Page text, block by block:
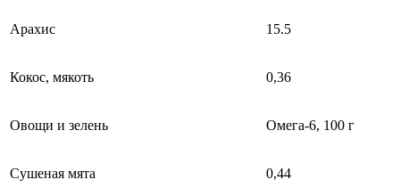
Арахис 15.5
Кокос, мякоть 0,36
Овощи и зелень Омега-6, 100 г
Сушеная мята 0,44